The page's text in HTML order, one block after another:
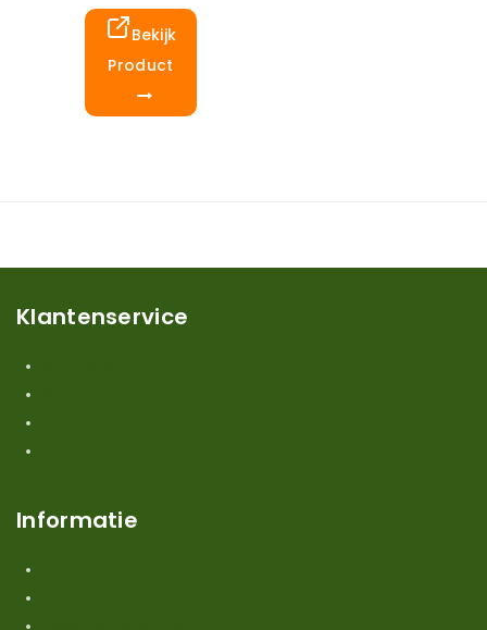
Bekijk
Product
Klantenservice
Informatie